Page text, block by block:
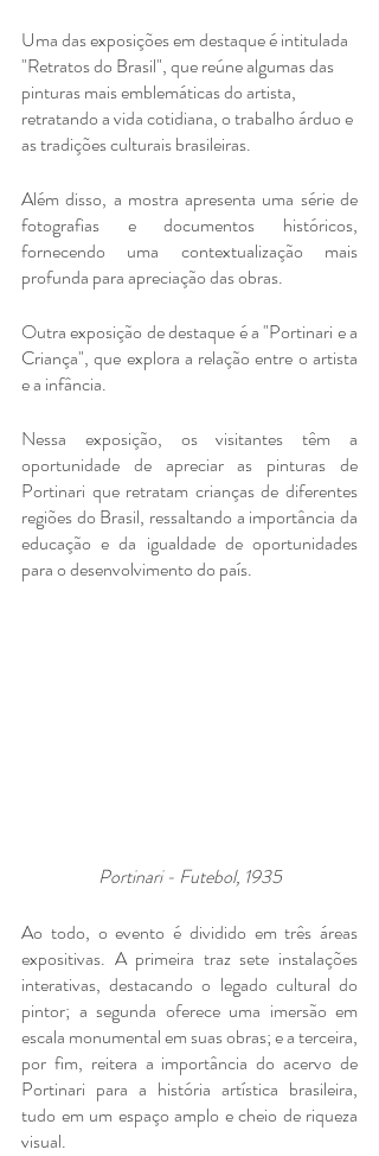
Uma das exposições em destaque é intitulada
"Retratos do Brasil", que reúne algumas das
pinturas mais emblemáticas do artista,
retratando a vida cotidiana, o trabalho árduo e
as tradições culturais brasileiras.
Além disso, a mostra apresenta uma série de
fotografias e documentos históricos,
fornecendo uma contextualização mais
profunda para apreciação das obras.
Outra exposição de destaque é a "Portinari e a
Criança", que explora a relação entre o artista
e a infância.
Nessa exposição, os visitantes têm a
oportunidade de apreciar as pinturas de
Portinari que retratam crianças de diferentes
regiões do Brasil, ressaltando a importância da
educação e da igualdade de oportunidades
para o desenvolvimento do país.
Portinari - Futebol, 1935
Ao todo, o evento é dividido em três áreas
expositivas. A primeira traz sete instalações
interativas, destacando o legado cultural do
pintor; a segunda oferece uma imersão em
escala monumental em suas obras; e a terceira,
por fim, reitera a importância do acervo de
Portinari para a história artística brasileira,
tudo em um espaço amplo e cheio de riqueza
visual.